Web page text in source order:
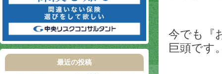
最近の投稿
今でも『
巨頭です